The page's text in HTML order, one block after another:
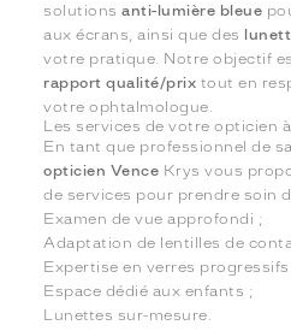
solutionsanti-lumière bleue
aux écrans, ainsi que des
votre pratique. Notre objectif
rapport qualité/prix tout en
votre ophtalmologue.
Les services de votre opticien
En tant que professionnel de
opticien Vence Krys vous
de services pour prendre soin
Examen de vue approfondi ;
Adaptation de lentilles de
Expertise en verres progressifs
Espace dédié aux enfants ;
Lunettes sur-mesure.